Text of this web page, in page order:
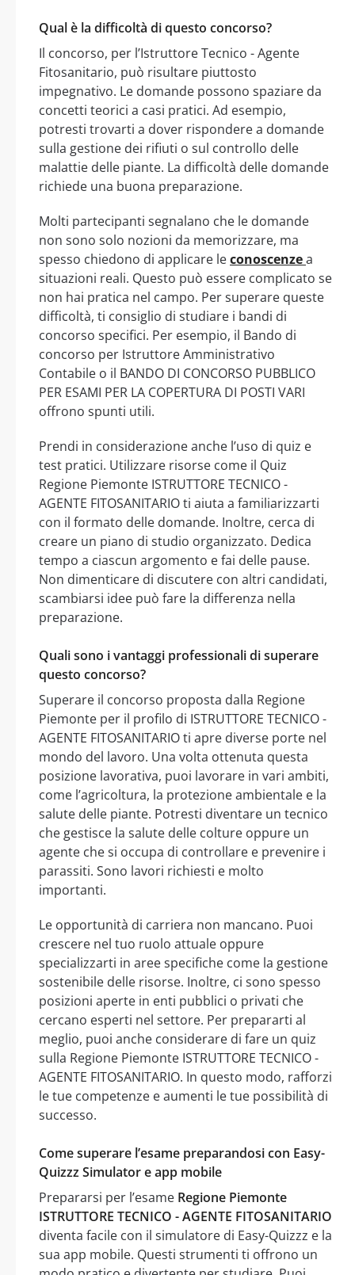
Qual è la difficoltà di questo concorso?
Il concorso, per l’Istruttore Tecnico - Agente
Fitosanitario, può risultare piuttosto
impegnativo. Le domande possono spaziare da
concetti teorici a casi pratici. Ad esempio,
potresti trovarti a dover rispondere a domande
sulla gestione dei rifiuti o sul controllo delle
malattie delle piante. La difficoltà delle domande
richiede una buona preparazione.
Molti partecipanti segnalano che le domande
non sono solo nozioni da memorizzare, ma
spesso chiedono di applicare leconoscenzea
situazioni reali. Questo può essere complicato se
non hai pratica nel campo. Per superare queste
difficoltà, ti consiglio di studiare i bandi di
concorso specifici. Per esempio, il Bando di
concorso per Istruttore Amministrativo
Contabile o il BANDO DI CONCORSO PUBBLICO
PER ESAMI PER LA COPERTURA DI POSTI VARI
offrono spunti utili.
Prendi in considerazione anche l’uso di quiz e
test pratici. Utilizzare risorse come il Quiz
Regione Piemonte ISTRUTTORE TECNICO -
AGENTE FITOSANITARIO ti aiuta a familiarizzarti
con il formato delle domande. Inoltre, cerca di
creare un piano di studio organizzato. Dedica
tempo a ciascun argomento e fai delle pause.
Non dimenticare di discutere con altri candidati,
scambiarsi idee può fare la differenza nella
preparazione.
Quali sono i vantaggi professionali di superare
questo concorso?
Superare il concorso proposta dalla Regione
Piemonte per il profilo di ISTRUTTORE TECNICO -
AGENTE FITOSANITARIO ti apre diverse porte nel
mondo del lavoro. Una volta ottenuta questa
posizione lavorativa, puoi lavorare in vari ambiti,
come l’agricoltura, la protezione ambientale e la
salute delle piante. Potresti diventare un tecnico
che gestisce la salute delle colture oppure un
agente che si occupa di controllare e prevenire i
parassiti. Sono lavori richiesti e molto
importanti.
Le opportunità di carriera non mancano. Puoi
crescere nel tuo ruolo attuale oppure
specializzarti in aree specifiche come la gestione
sostenibile delle risorse. Inoltre, ci sono spesso
posizioni aperte in enti pubblici o privati che
cercano esperti nel settore. Per prepararti al
meglio, puoi anche considerare di fare un quiz
sulla Regione Piemonte ISTRUTTORE TECNICO -
AGENTE FITOSANITARIO. In questo modo, rafforzi
le tue competenze e aumenti le tue possibilità di
successo.
Come superare l’esame preparandosi con Easy-
Quizzz Simulator e app mobile
Prepararsi per l’esame Regione Piemonte
ISTRUTTORE TECNICO - AGENTE FITOSANITARIO
diventa facile con il simulatore di Easy-Quizzz e la
sua app mobile. Questi strumenti ti offrono un